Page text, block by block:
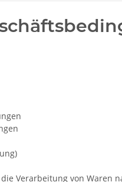
Verarbeitung von Waren